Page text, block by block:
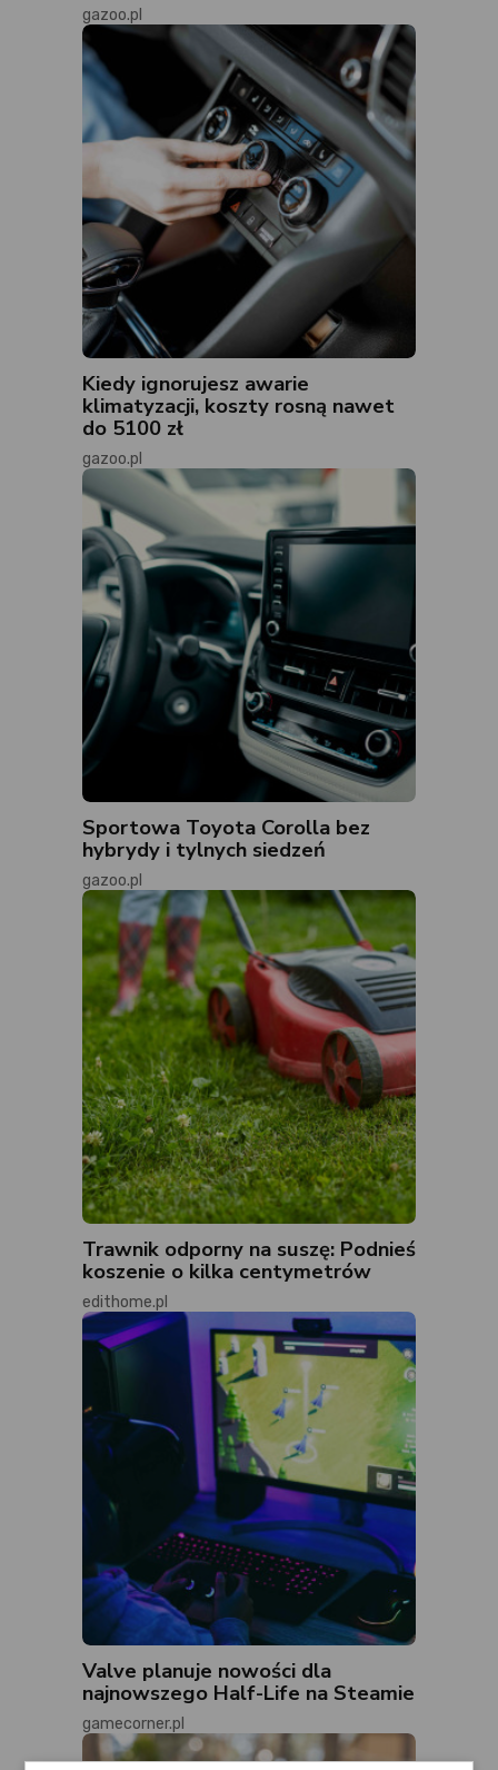
gazoo.pl
Kiedy ignorujesz awarie
klimatyzacji, koszty rosną nawet
do 5100 zł
gazoo.pl
Sportowa Toyota Corolla bez
hybrydy i tylnych siedzeń
gazoo.pl
Trawnik odporny na suszę: Podnieś
koszenie o kilka centymetrów
edithome.pl
Valve planuje nowości dla
najnowszego Half-Life na Steamie
gamecorner.pl